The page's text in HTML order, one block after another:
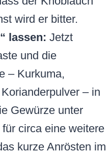
wird er bitter.
lassen: Jetzt
und die
– Kurkuma,
– in
Gewürze unter
circa eine weitere
kurze Anrösten im